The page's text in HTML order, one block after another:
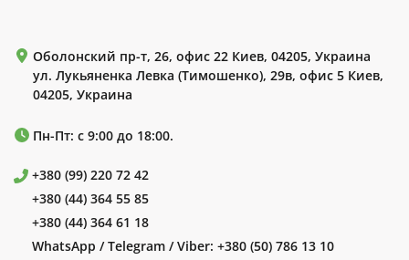
Оболонский пр-т, 26, офис 22 Киев, 04205, Украина
ул. Лукьяненка Левка (Тимошенко), 29в, офис 5 Киев,
04205, Украина
Пн-Пт: с 9:00 до 18:00.
+380 (99) 220 72 42
+380 (44) 364 55 85
+380 (44) 364 61 18
WhatsApp / Telegram / Viber: +380 (50) 786 13 10